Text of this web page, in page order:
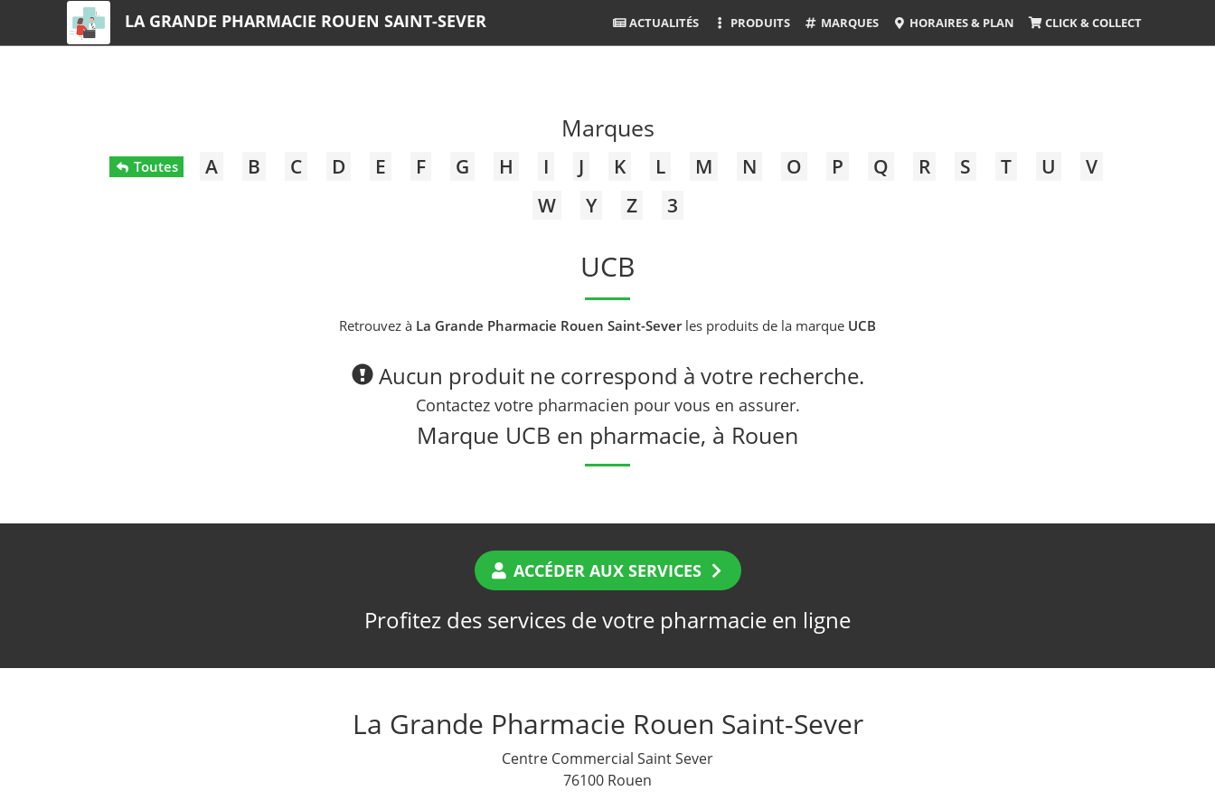
LA GRANDE PHARMACIE ROUEN SAINT-SEVER ACTUALITÉS PRODUITS MARQUES HORAIRES & PLAN CLICK & COLLECT
Marques
Toutes A B C D E F G H I J K L M N O P Q R S T U
V
W
Y Z 3
UCB
Retrouvez à La Grande Pharmacie Rouen Saint-Severles produits de la marque UCB
Aucun produit ne correspond à votre recherche.
Contactez votre pharmacien pour vous en assurer.
Marque UCB en pharmacie, à Rouen
ACCÉDER AUX SERVICES
Profitez des services de votre pharmacie en ligne
La Grande Pharmacie Rouen Saint-Sever
Centre Commercial Saint Sever
76100 Rouen